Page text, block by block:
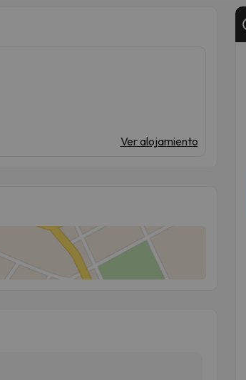
Ver alojamiento